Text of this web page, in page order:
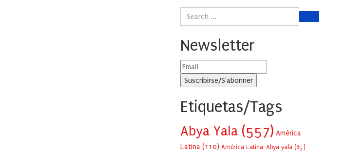
Newsletter
Etiquetas/Tags
Abya Yala (557) América
Latina (110) América Latina-Abya yala (85)